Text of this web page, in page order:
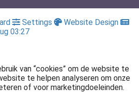
Settings
Website Design
03:27
van “cookies” om de website te
te helpen analyseren om onze
of voor marketingdoeleinden.